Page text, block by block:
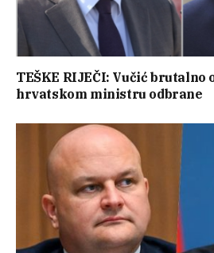
TEŠKE RIJEČI: Vučić brutalno
hrvatskom ministru odbrane